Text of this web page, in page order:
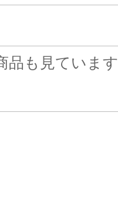
品も見ています